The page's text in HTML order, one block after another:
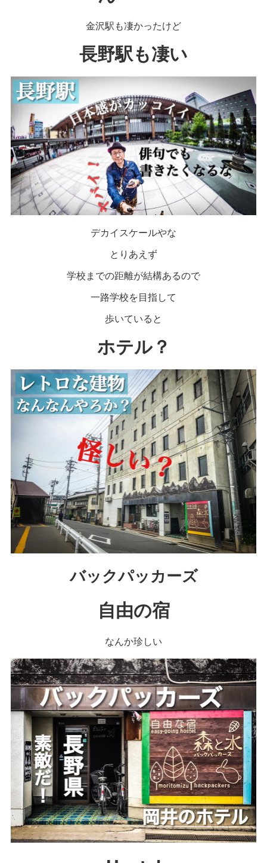
金沢駅も凄かったけど
長野駅も凄い
デカイスケールやな
とりあえず
学校までの距離が結構あるので
一路学校を目指して
歩いていると
ホテル？
バックパッカーズ
自由の宿
なんか珍しい